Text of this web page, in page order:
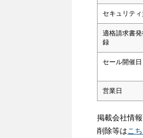
セキュリテ
適格請求書
録
セール開催日
営業日
掲載会社情
削除等はこ